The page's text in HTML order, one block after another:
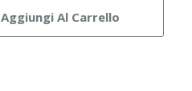
Aggiungi Al Carrello